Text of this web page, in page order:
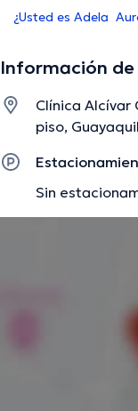
¿Usted es Adela
Información de
Clínica Alcívar
piso,
Sin